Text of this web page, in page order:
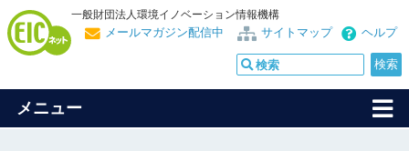
一般財団法人環境イノベーション情報機構
ヘルプ
サイトマップ
メールマガジン配信中
メニュー